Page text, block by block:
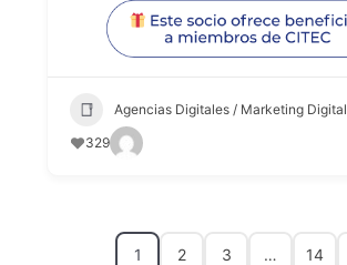
Agencias Digitales / Marketing Digital
329
1 2 3 … 14